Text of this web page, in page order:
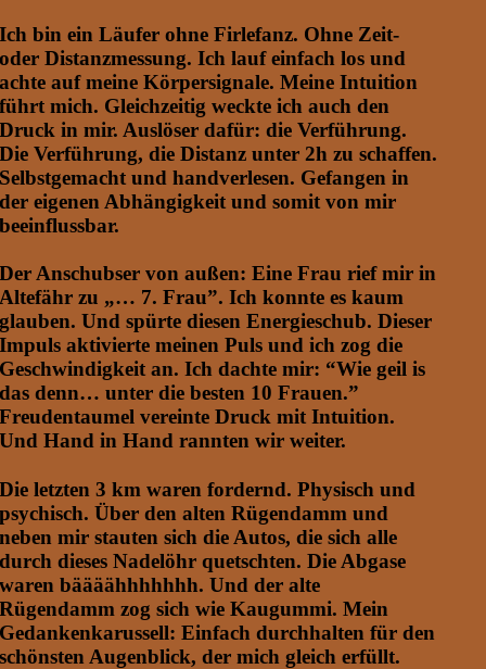
Ich bin ein Läufer ohne Firlefanz. Ohne Zeit-
oder Distanzmessung. Ich lauf einfach los und
achte auf meine Körpersignale. Meine Intuition
führt mich. Gleichzeitig weckte ich auch den
Druck in mir. Auslöser dafür: die Verführung.
Die Verführung, die Distanz unter 2h zu schaffen.
Selbstgemacht und handverlesen. Gefangen in
der eigenen Abhängigkeit und somit von mir
beeinflussbar.
Der Anschubser von außen: Eine Frau rief mir in
Altefähr zu „… 7. Frau”. Ich konnte es kaum
glauben. Und spürte diesen Energieschub. Dieser
Impuls aktivierte meinen Puls und ich zog die
Geschwindigkeit an. Ich dachte mir: “Wie geil is
das denn… unter die besten 10 Frauen.”
Freudentaumel vereinte Druck mit Intuition.
Und Hand in Hand rannten wir weiter.
Die letzten 3 km waren fordernd. Physisch und
psychisch. Über den alten Rügendamm und
neben mir stauten sich die Autos, die sich alle
durch dieses Nadelöhr quetschten. Die Abgase
waren bäääähhhhhhh. Und der alte
Rügendamm zog sich wie Kaugummi. Mein
Gedankenkarussell: Einfach durchhalten für den
schönsten Augenblick, der mich gleich erfüllt.